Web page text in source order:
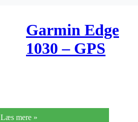
Garmin Edge
1030 – GPS
Læs mere »